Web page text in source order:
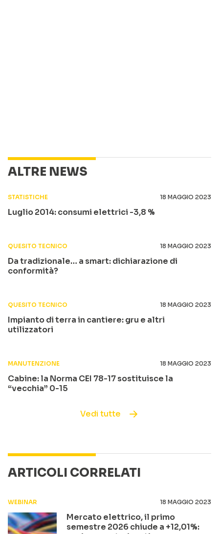
ALTRE NEWS
STATISTICHE 18 MAGGIO 2023
Luglio 2014: consumi elettrici -3,8 %
QUESITO TECNICO 18 MAGGIO 2023
Da tradizionale… a smart: dichiarazione di
conformità?
QUESITO TECNICO 18 MAGGIO 2023
Impianto di terra in cantiere: gru e altri
utilizzatori
MANUTENZIONE 18 MAGGIO 2023
Cabine: la Norma CEI 78-17 sostituisce la
“vecchia” 0-15
Vedi tutte
ARTICOLI CORRELATI
WEBINAR 18 MAGGIO 2023
Mercato elettrico, il primo
semestre 2026 chiude a +12,01%: